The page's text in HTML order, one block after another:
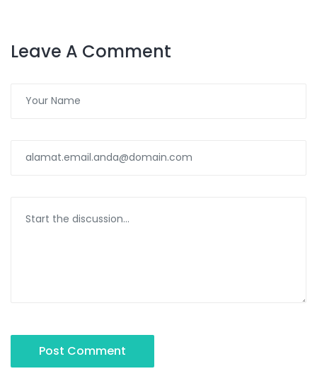
Leave A Comment
Post Comment